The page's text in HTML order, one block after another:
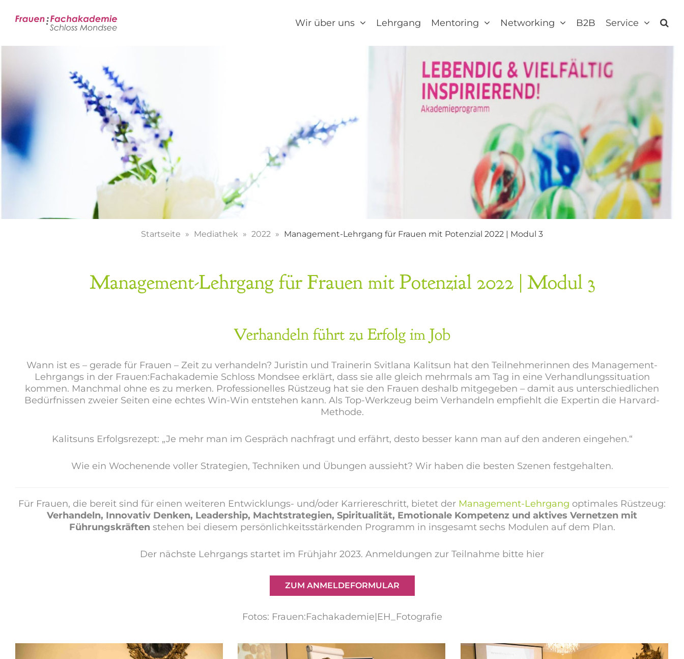
Wir über uns Lehrgang Mentoring Networking B2B Service
Startseite Mediathek 2022 Management-Lehrgang für Frauen mit Potenzial 2022 | Modul 3
Management-Lehrgang für Frauen mit Potenzial 2022 | Modul 3
Verhandeln führt zu Erfolg im Job
Wann ist es – gerade für Frauen – Zeit zu verhandeln? Juristin und Trainerin Svitlana Kalitsun hat den Teilnehmerinnen des Management-
Lehrgangs in der Frauen:Fachakademie Schloss Mondsee erklärt, dass sie alle gleich mehrmals am Tag in eine Verhandlungssituation
kommen. Manchmal ohne es zu merken. Professionelles Rüstzeug hat sie den Frauen deshalb mitgegeben – damit aus unterschiedlichen
Bedürfnissen zweier Seiten eine echtes Win-Win entstehen kann. Als Top-Werkzeug beim Verhandeln empfiehlt die Expertin die Harvard-
Methode.
Kalitsuns Erfolgsrezept: „Je mehr man im Gespräch nachfragt und erfährt, desto besser kann man auf den anderen eingehen.“
Wie ein Wochenende voller Strategien, Techniken und Übungen aussieht? Wir haben die besten Szenen festgehalten.
Für Frauen, die bereit sind für einen weiteren Entwicklungs- und/oder Karriereschritt, bietet der Management-Lehrgang optimales Rüstzeug:
Verhandeln, Innovativ Denken, Leadership, Machtstrategien, Spiritualität, Emotionale Kompetenz und aktives Vernetzen mit
Führungskräften stehen bei diesem persönlichkeitsstärkenden Programm in insgesamt sechs Modulen auf dem Plan.
Der nächste Lehrgangs startet im Frühjahr 2023. Anmeldungen zur Teilnahme bitte hier
ZUM ANMELDEFORMULAR
Fotos: Frauen:Fachakademie|EH_Fotografie